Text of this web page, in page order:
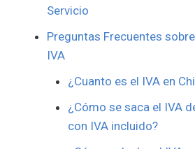
Servicio
Preguntas Frecuentes
IVA
¿Cuanto es el IVA en
¿Cómo se saca el IVA
con IVA incluido?